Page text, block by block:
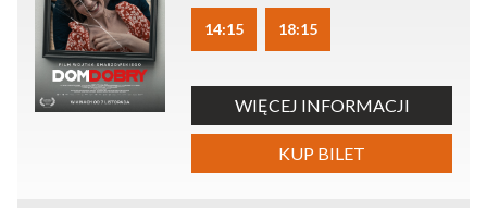
14:15 18:15
WIĘCEJ INFORMACJI
KUP BILET